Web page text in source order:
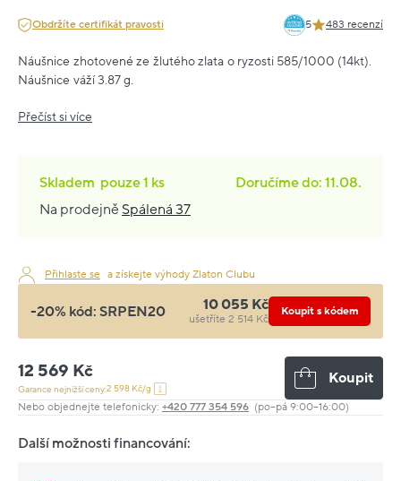
Obdržíte certifikát pravosti 5 483 recenzí
Náušnice zhotovené ze žlutého zlata o ryzosti 585/1000 (14kt).
Náušnice váží 3.87 g.
Přečíst si více
Skladem pouze1 ks
Doručíme do: 11.08.
Na prodejně Spálená 37
Přihlaste se a získejte výhody Zlaton Clubu
-20% kód: SRPEN20 10 055 Kč
ušetříte 2 514 Kč
Koupit s kódem
12 569 Kč
Garance nejnižší ceny:2 598 Kč/g
Koupit
Nebo objednejte telefonicky: +420 777 354 596 (po–pá 9:00–16:00)
Další možnosti financování: